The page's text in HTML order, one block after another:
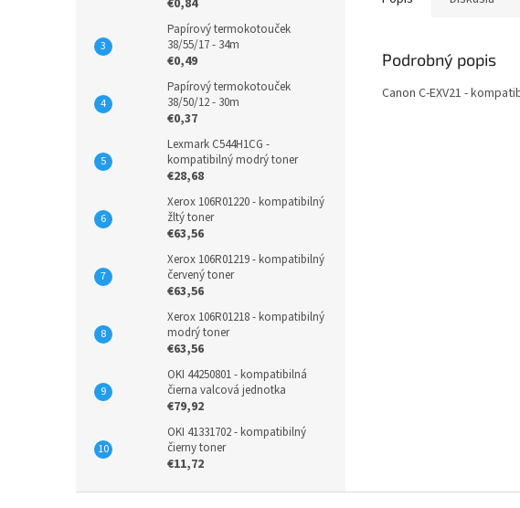
€0,84
Papírový termokotouček
38/55/17 - 34m
€0,49
Papírový termokotouček
38/50/12 - 30m
€0,37
Lexmark C544H1CG -
kompatibilný modrý toner
€28,68
Xerox 106R01220 - kompatibilný
žltý toner
€63,56
Xerox 106R01219 - kompatibilný
červený toner
€63,56
Xerox 106R01218 - kompatibilný
modrý toner
€63,56
OKI 44250801 - kompatibilná
čierna valcová jednotka
€79,92
OKI 41331702 - kompatibilný
čierny toner
€11,72
Podrobný popis
Canon C-EXV21 -